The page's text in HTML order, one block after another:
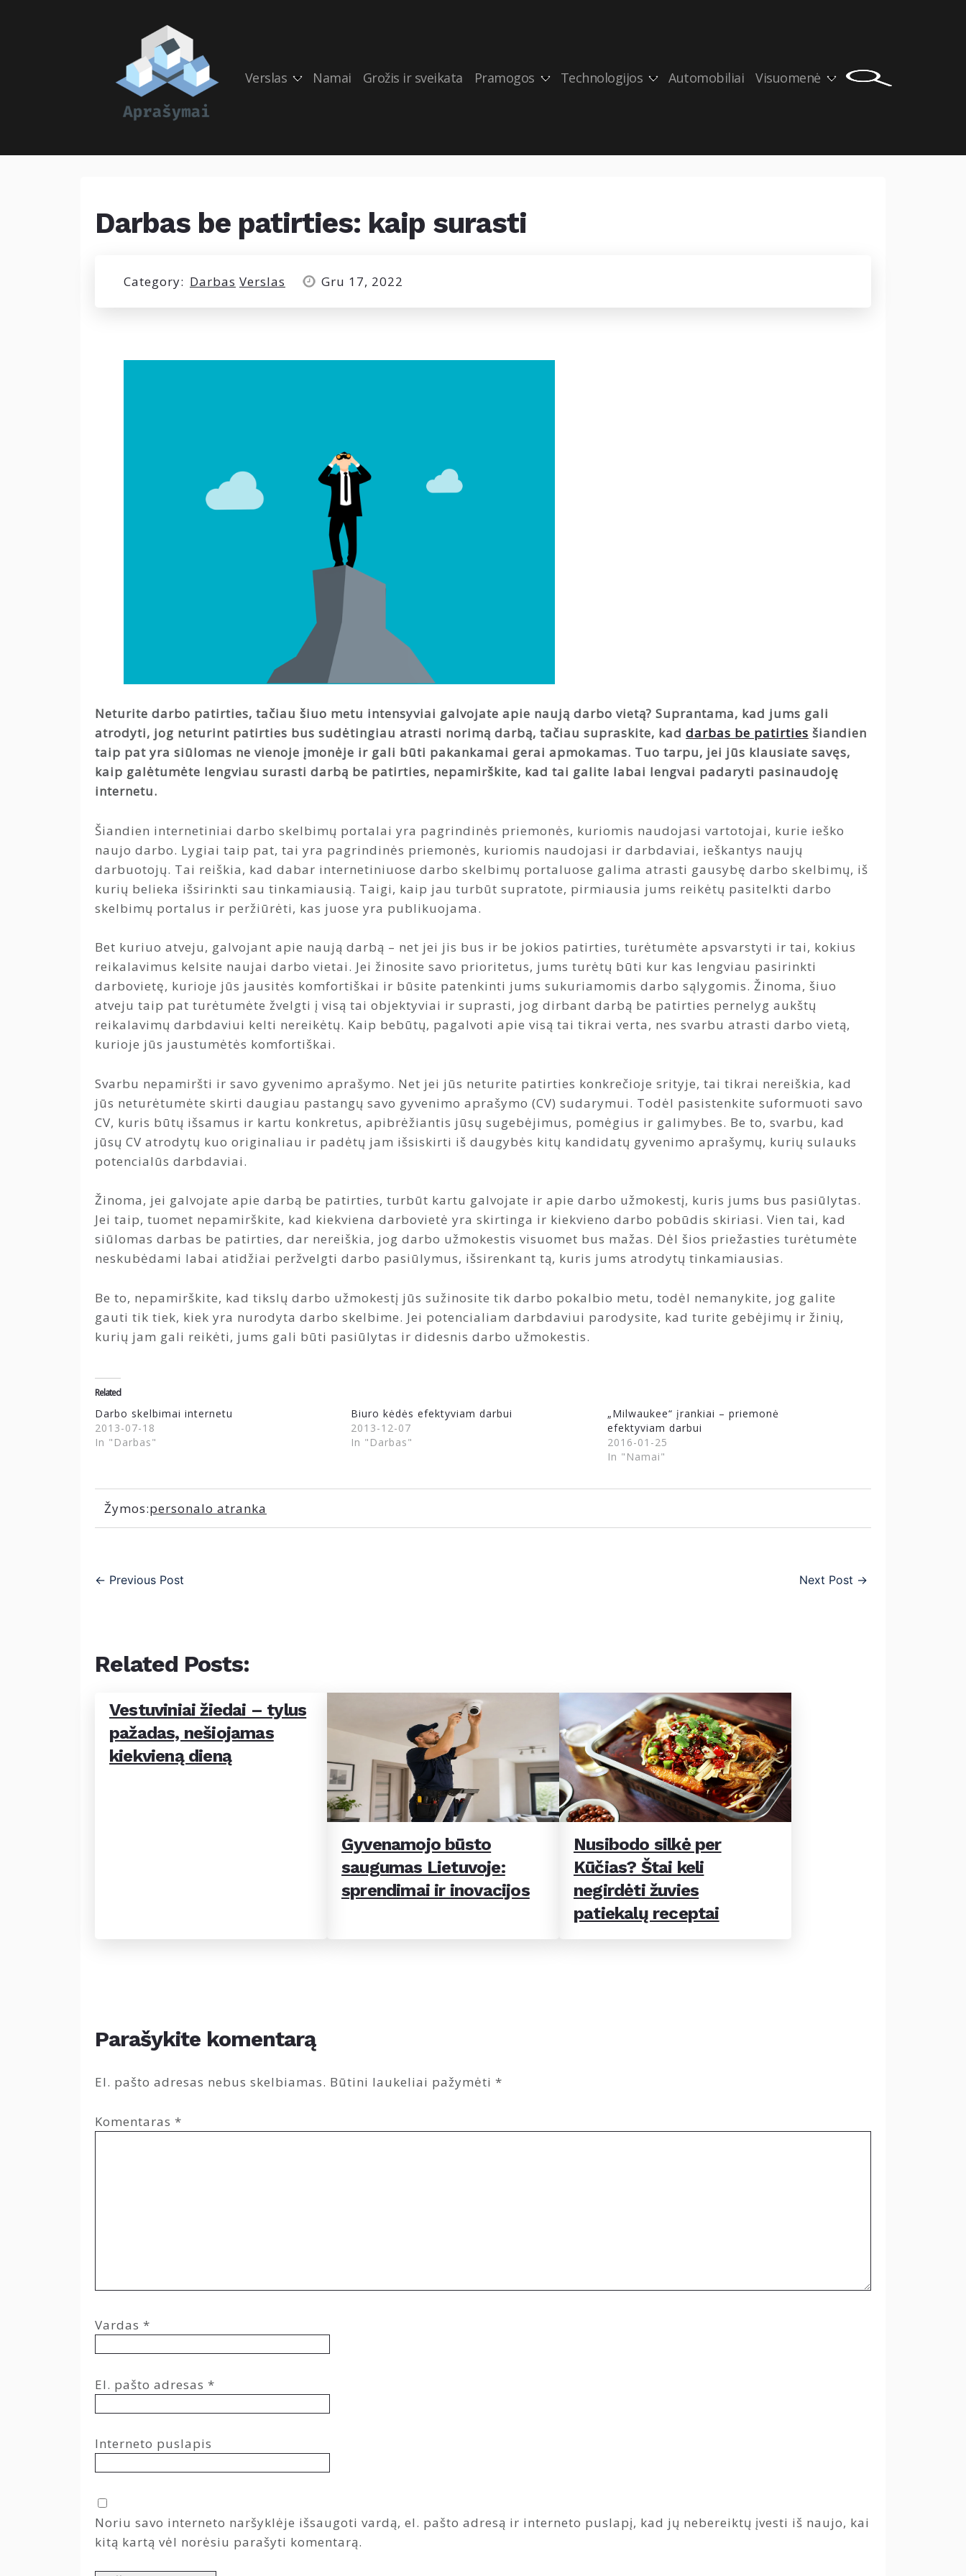
Verslas Namai Grožis ir sveikata Pramogos Technologijos Automobiliai Visuomenė
Darbas be patirties: kaip surasti
Category: Darbas Verslas Gru 17, 2022
Neturite darbo patirties, tačiau šiuo metu intensyviai galvojate apie naują darbo vietą? Suprantama, kad jums gali
atrodyti, jog neturint patirties bus sudėtingiau atrasti norimą darbą, tačiau supraskite, kad darbas be patirties šiandien
taip pat yra siūlomas ne vienoje įmonėje ir gali būti pakankamai gerai apmokamas. Tuo tarpu, jei jūs klausiate savęs,
kaip galėtumėte lengviau surasti darbą be patirties, nepamirškite, kad tai galite labai lengvai padaryti pasinaudoję
internetu.
Šiandien internetiniai darbo skelbimų portalai yra pagrindinės priemonės, kuriomis naudojasi vartotojai, kurie ieško
naujo darbo. Lygiai taip pat, tai yra pagrindinės priemonės, kuriomis naudojasi ir darbdaviai, ieškantys naujų
darbuotojų. Tai reiškia, kad dabar internetiniuose darbo skelbimų portaluose galima atrasti gausybę darbo skelbimų, iš
kurių belieka išsirinkti sau tinkamiausią. Taigi, kaip jau turbūt supratote, pirmiausia jums reikėtų pasitelkti darbo
skelbimų portalus ir peržiūrėti, kas juose yra publikuojama.
Bet kuriuo atveju, galvojant apie naują darbą – net jei jis bus ir be jokios patirties, turėtumėte apsvarstyti ir tai, kokius
reikalavimus kelsite naujai darbo vietai. Jei žinosite savo prioritetus, jums turėtų būti kur kas lengviau pasirinkti
darbovietę, kurioje jūs jausitės komfortiškai ir būsite patenkinti jums sukuriamomis darbo sąlygomis. Žinoma, šiuo
atveju taip pat turėtumėte žvelgti į visą tai objektyviai ir suprasti, jog dirbant darbą be patirties pernelyg aukštų
reikalavimų darbdaviui kelti nereikėtų. Kaip bebūtų, pagalvoti apie visą tai tikrai verta, nes svarbu atrasti darbo vietą,
kurioje jūs jaustumėtės komfortiškai.
Svarbu nepamiršti ir savo gyvenimo aprašymo. Net jei jūs neturite patirties konkrečioje srityje, tai tikrai nereiškia, kad
jūs neturėtumėte skirti daugiau pastangų savo gyvenimo aprašymo (CV) sudarymui. Todėl pasistenkite suformuoti savo
CV, kuris būtų išsamus ir kartu konkretus, apibrėžiantis jūsų sugebėjimus, pomėgius ir galimybes. Be to, svarbu, kad
jūsų CV atrodytų kuo originaliau ir padėtų jam išsiskirti iš daugybės kitų kandidatų gyvenimo aprašymų, kurių sulauks
potencialūs darbdaviai.
Žinoma, jei galvojate apie darbą be patirties, turbūt kartu galvojate ir apie darbo užmokestį, kuris jums bus pasiūlytas.
Jei taip, tuomet nepamirškite, kad kiekviena darbovietė yra skirtinga ir kiekvieno darbo pobūdis skiriasi. Vien tai, kad
siūlomas darbas be patirties, dar nereiškia, jog darbo užmokestis visuomet bus mažas. Dėl šios priežasties turėtumėte
neskubėdami labai atidžiai peržvelgti darbo pasiūlymus, išsirenkant tą, kuris jums atrodytų tinkamiausias.
Be to, nepamirškite, kad tikslų darbo užmokestį jūs sužinosite tik darbo pokalbio metu, todėl nemanykite, jog galite
gauti tik tiek, kiek yra nurodyta darbo skelbime. Jei potencialiam darbdaviui parodysite, kad turite gebėjimų ir žinių,
kurių jam gali reikėti, jums gali būti pasiūlytas ir didesnis darbo užmokestis.
Related
Darbo skelbimai internetu
2013-07-18
In "Darbas"
Biuro kėdės efektyviam darbui
2013-12-07
In "Darbas"
„Milwaukee“ įrankiai – priemonė
efektyviam darbui
2016-01-25
In "Namai"
Žymos:personalo atranka
← Previous Post Next Post →
Related Posts:
Vestuviniai žiedai – tylus
pažadas, nešiojamas
kiekvieną dieną
Gyvenamojo būsto
saugumas Lietuvoje:
sprendimai ir inovacijos
Nusibodo silkė per
Kūčias? Štai keli
negirdėti žuvies
patiekalų receptai
Parašykite komentarą
El. pašto adresas nebus skelbiamas. Būtini laukeliai pažymėti *
Komentaras *
Vardas *
El. pašto adresas *
Interneto puslapis
Noriu savo interneto naršyklėje išsaugoti vardą, el. pašto adresą ir interneto puslapį, kad jų nebereiktų įvesti iš naujo, kai
kitą kartą vėl norėsiu parašyti komentarą.